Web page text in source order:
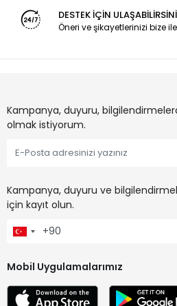
DESTEK İÇİN
Öneri ve şikayetlerinizi bize
Kampanya, duyuru,
olmak istiyorum.
Kampanya, duyuru ve
için kayıt olun.
Mobil Uygulamalarımız